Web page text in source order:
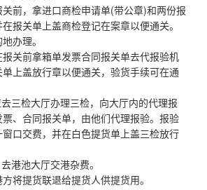
前，拿进口商检申请单(带公章)和两份报
报关单上盖商检登记在案章以便通关。
办理。
关前拿箱单发票合同报关单去代报验机
上盖放行章以便通关，验货手续可在通
三检大厅办理三检，向大厅内的代理报
、合同报关单，由他们代理报验。报验
口交费，并在白色提货单上盖三检放行
港池大厅交港杂费。
将提货联退给提货人供提货用。